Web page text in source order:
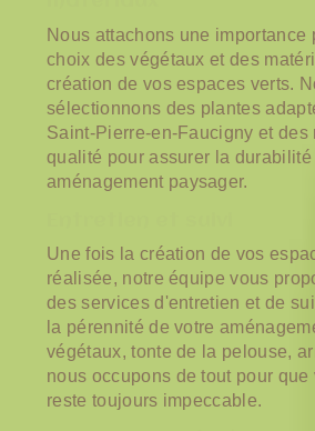
Nous attachons une importance
choix des végétaux et des
création de vos espaces verts.
sélectionnons des plantes
Saint-Pierre-en-Faucigny et des
qualité pour assurer la durabilité
aménagement paysager.
Une fois la création de vos
réalisée, notre équipe vous
des services d'entretien et de
la pérennité de votre
végétaux, tonte de la pelouse,
nous occupons de tout pour que
reste toujours impeccable.